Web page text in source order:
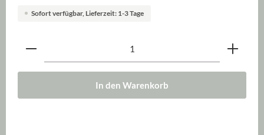
Sofort verfügbar, Lieferzeit: 1-3 Tage
Produkt Anzahl: Gib den gewünschten Wert ein
In den Warenkorb